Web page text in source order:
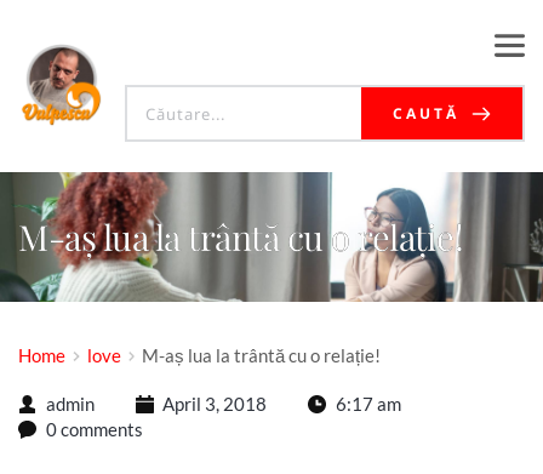
CAUTĂ
M-aș lua la trântă cu o relație!
Home love M-aș lua la trântă cu o relație!
admin April 3, 2018
6:17 am
0 comments